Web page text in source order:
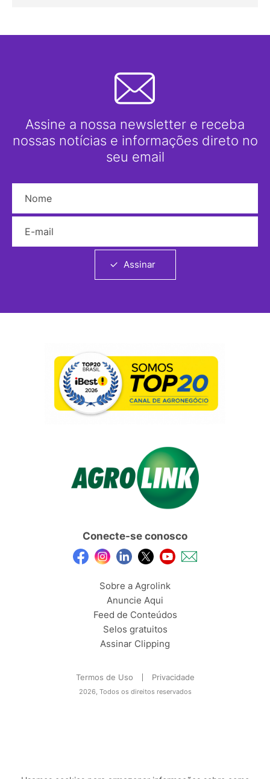
Assine a nossa newsletter e receba
nossas notícias e informações direto no
seu email
Assinar
Conecte-se conosco
Sobre a Agrolink
Anuncie Aqui
Feed de Conteúdos
Selos gratuitos
Assinar Clipping
Termos de Uso Privacidade
2026, Todos os direitos reservados